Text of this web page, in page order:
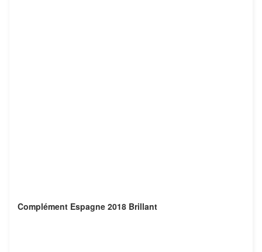
Complément Espagne 2018 Brillant